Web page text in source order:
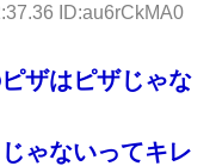
ID:au6rCkMA0
ザはピザじゃな
ゃないってキレ